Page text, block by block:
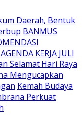
Daerah, Bentuk
BANMUS
KERJA JULI
Selamat Hari Raya
Mengucapkan
Kemah Budaya
Perkuat